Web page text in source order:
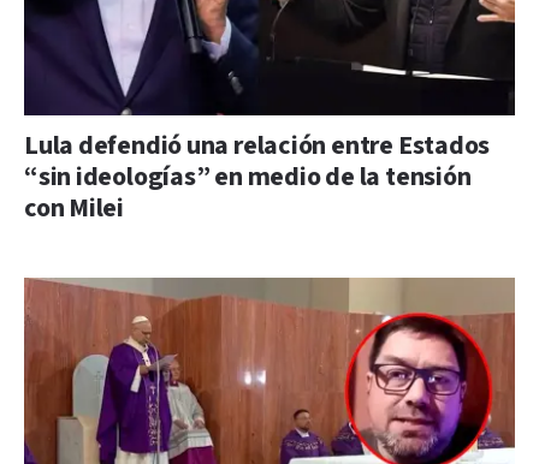
Lula defendió una relación entre Estados
“sin ideologías” en medio de la tensión
con Milei